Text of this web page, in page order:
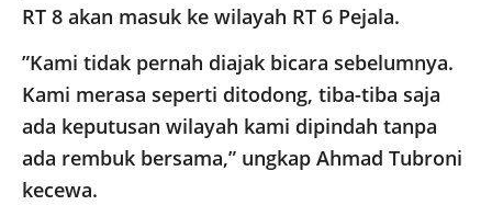
RT 8 akan masuk ke wilayah RT 6 Pejala.
​”Kami tidak pernah diajak bicara sebelumnya.
Kami merasa seperti ditodong, tiba-tiba saja
ada keputusan wilayah kami dipindah tanpa
ada rembuk bersama,” ungkap Ahmad Tubroni
kecewa.